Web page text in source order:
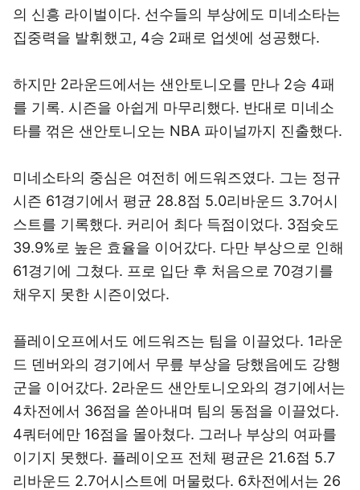
의 신흥 라이벌이다. 선수들의 부상에도 미네소타는
집중력을 발휘했고, 4승 2패로 업셋에 성공했다.
하지만 2라운드에서는 샌안토니오를 만나 2승 4패
를 기록. 시즌을 아쉽게 마무리했다. 반대로 미네소
타를 꺾은 샌안토니오는 NBA 파이널까지 진출했다.
미네소타의 중심은 여전히 에드워즈였다. 그는 정규
시즌 61경기에서 평균 28.8점 5.0리바운드 3.7어시
스트를 기록했다. 커리어 최다 득점이었다. 3점슛도
39.9%로 높은 효율을 이어갔다. 다만 부상으로 인해
61경기에 그쳤다. 프로 입단 후 처음으로 70경기를
채우지 못한 시즌이었다.
플레이오프에서도 에드워즈는 팀을 이끌었다. 1라운
드 덴버와의 경기에서 무릎 부상을 당했음에도 강행
군을 이어갔다. 2라운드 샌안토니오와의 경기에서는
4차전에서 36점을 쏟아내며 팀의 동점을 이끌었다.
4쿼터에만 16점을 몰아쳤다. 그러나 부상의 여파를
이기지 못했다. 플레이오프 전체 평균은 21.6점 5.7
리바운드 2.7어시스트에 머물렀다. 6차전에서는 26